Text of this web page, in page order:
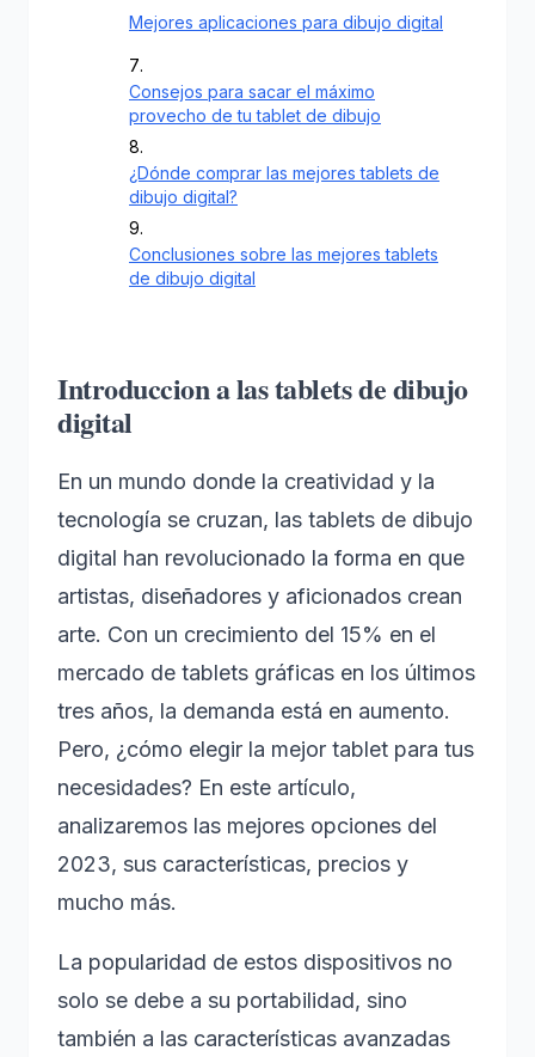
Mejores aplicaciones para dibujo digital
Consejos para sacar el máximo
provecho de tu tablet de dibujo
¿Dónde comprar las mejores tablets de
dibujo digital?
Conclusiones sobre las mejores tablets
de dibujo digital
Introduccion a las tablets de dibujo
digital
En un mundo donde la creatividad y la
tecnología se cruzan, las tablets de dibujo
digital han revolucionado la forma en que
artistas, diseñadores y aficionados crean
arte. Con un crecimiento del 15% en el
mercado de tablets gráficas en los últimos
tres años, la demanda está en aumento.
Pero, ¿cómo elegir la mejor tablet para tus
necesidades? En este artículo,
analizaremos las mejores opciones del
2023, sus características, precios y
mucho más.
La popularidad de estos dispositivos no
solo se debe a su portabilidad, sino
también a las características avanzadas